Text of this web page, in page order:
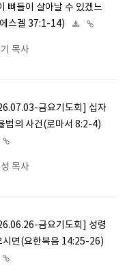
뼈들이 살아날 수 있겠느
스겔 37:1-14)
목사
금요기도회] 십자
법의 사건(로마서 8:2-4)
목사
금요기도회] 성령
시면(요한복음 14:25-26)